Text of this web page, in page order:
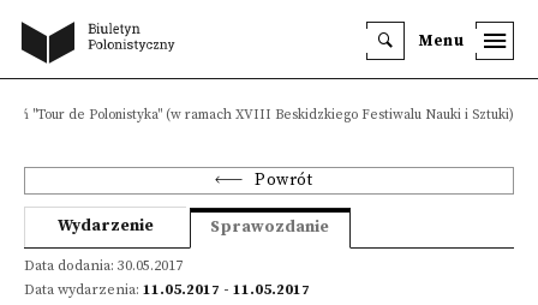
Menu
"Tour de Polonistyka" (w ramach XVIII Beskidzkiego Festiwalu Nauki i Sztuki)
Powrót
Wydarzenie Sprawozdanie
Data dodania: 30.05.2017
Data wydarzenia: 11.05.2017 - 11.05.2017